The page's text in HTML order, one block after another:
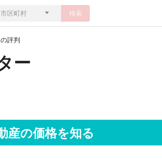
検索
評判
ー
産の価格を知る